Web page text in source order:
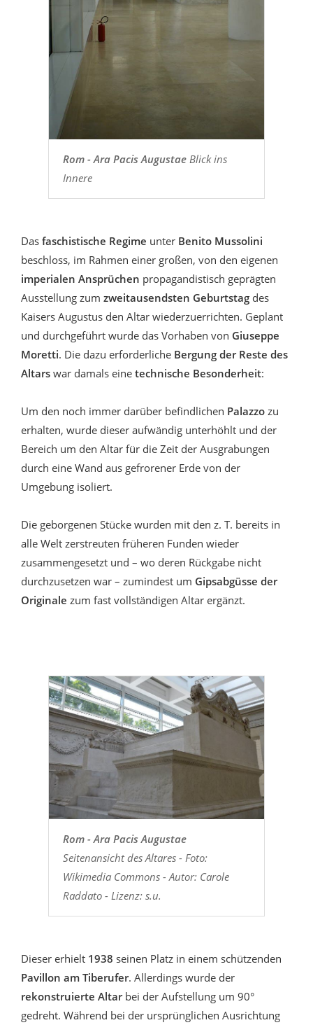
Rom - Ara Pacis AugustaeBlick ins
Innere
Das faschistische Regime unter Benito Mussolini
beschloss, im Rahmen einer großen, von den eigenen
imperialen Ansprüchen propagandistisch geprägten
Ausstellung zum zweitausendsten Geburtstag des
Kaisers Augustus den Altar wiederzuerrichten. Geplant
und durchgeführt wurde das Vorhaben von Giuseppe
Moretti. Die dazu erforderliche Bergung der Reste des
Altars war damals eine technische Besonderheit:
Um den noch immer darüber befindlichen Palazzo zu
erhalten, wurde dieser aufwändig unterhöhlt und der
Bereich um den Altar für die Zeit der Ausgrabungen
durch eine Wand aus gefrorener Erde von der
Umgebung isoliert.
Die geborgenen Stücke wurden mit den z. T. bereits in
alle Welt zerstreuten früheren Funden wieder
zusammengesetzt und – wo deren Rückgabe nicht
durchzusetzen war – zumindest um Gipsabgüsse der
Originale zum fast vollständigen Altar ergänzt.
Rom - Ara Pacis Augustae
Seitenansicht des Altares - Foto:
Wikimedia Commons - Autor: Carole
Raddato - Lizenz: s.u.
Dieser erhielt 1938 seinen Platz in einem schützenden
Pavillon am Tiberufer. Allerdings wurde der
rekonstruierte Altarbei der Aufstellung um 90°
gedreht. Während bei der ursprünglichen Ausrichtung